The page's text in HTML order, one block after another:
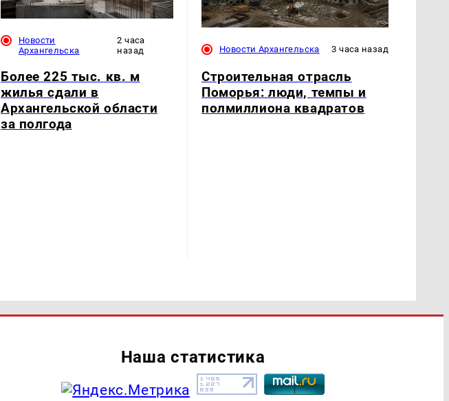
Новости
Архангельска
2 часа
назад
Более 225 тыс. кв. м
жилья сдали в
Архангельской области
за полгода
Новости Архангельска 3 часа назад
Строительная отрасль
Поморья: люди, темпы и
полмиллиона квадратов
Наша статистика